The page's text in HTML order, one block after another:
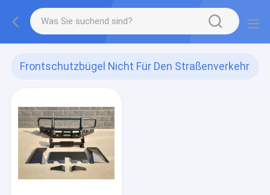
Frontschutzbügel Nicht Für Den Straßenverkehr